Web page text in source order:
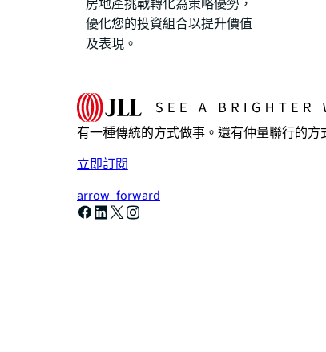
房地產挑戰轉化為策略優勢，
優化您的投資組合以提升價值
及表現。
有一種傳統的方式做事。還有仲量聯行的
立即訂閱
arrow_forward